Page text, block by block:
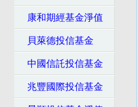
康和期經基金淨值
貝萊德投信基金
中國信託投信基金
兆豐國際投信基金